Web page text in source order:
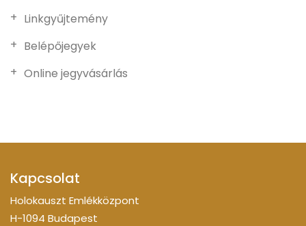
Linkgyűjtemény
Belépőjegyek
Online jegyvásárlás
Kapcsolat
Holokauszt Emlékközpont
H-1094 Budapest